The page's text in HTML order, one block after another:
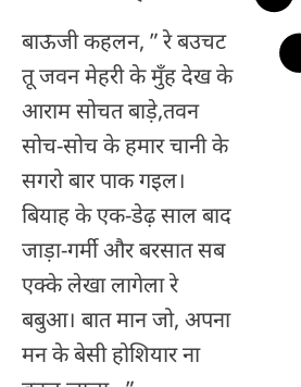
बाऊजी कहलन, ” रे बउचट
तू जवन मेहरी के मुँह देख के
आराम सोचत बाड़े,तवन
सोच-सोच के हमार चानी के
सगरो बार पाक गइल।
बियाह के एक-डेढ़ साल बाद
जाड़ा-गर्मी और बरसात सब
एक्के लेखा लागेला रे
बबुआ। बात मान जो, अपना
मन के बेसी होशियार ना